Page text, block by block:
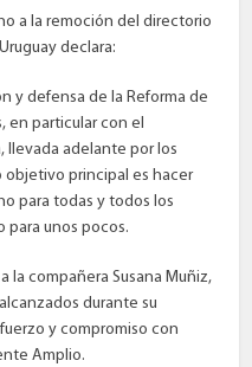
a la remoción del directorio
declara:
y defensa de la Reforma de
en particular con el
llevada adelante por los
objetivo principal es hacer
para todas y todos los
para unos pocos.
la compañera Susana Muñiz,
durante su
y compromiso con
Amplio.